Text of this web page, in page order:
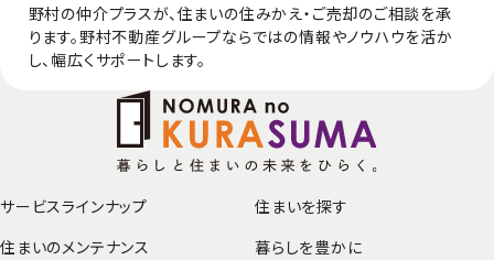
野村の仲介プラスが、住まいの住みかえ・ご売却のご相談を承
ります。野村不動産グループならではの情報やノウハウを活か
し、幅広くサポートします。
サービスラインナップ
住まいを探す
住まいのメンテナンス
暮らしを豊かに